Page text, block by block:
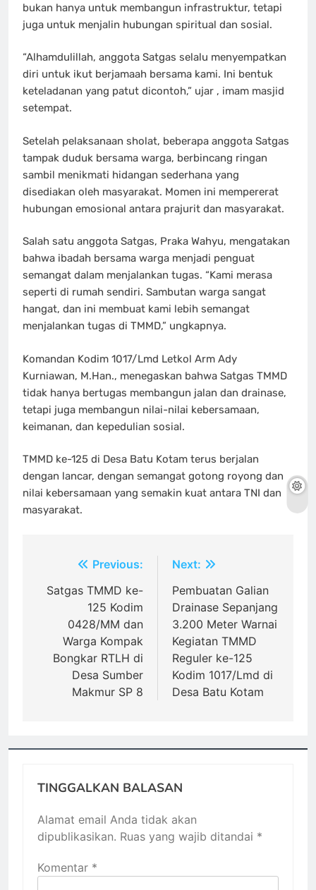
bukan hanya untuk membangun infrastruktur, tetapi
juga untuk menjalin hubungan spiritual dan sosial.
“Alhamdulillah, anggota Satgas selalu menyempatkan
diri untuk ikut berjamaah bersama kami. Ini bentuk
keteladanan yang patut dicontoh,” ujar , imam masjid
setempat.
Setelah pelaksanaan sholat, beberapa anggota Satgas
tampak duduk bersama warga, berbincang ringan
sambil menikmati hidangan sederhana yang
disediakan oleh masyarakat. Momen ini mempererat
hubungan emosional antara prajurit dan masyarakat.
Salah satu anggota Satgas, Praka Wahyu, mengatakan
bahwa ibadah bersama warga menjadi penguat
semangat dalam menjalankan tugas. “Kami merasa
seperti di rumah sendiri. Sambutan warga sangat
hangat, dan ini membuat kami lebih semangat
menjalankan tugas di TMMD,” ungkapnya.
Komandan Kodim 1017/Lmd Letkol Arm Ady
Kurniawan, M.Han., menegaskan bahwa Satgas TMMD
tidak hanya bertugas membangun jalan dan drainase,
tetapi juga membangun nilai-nilai kebersamaan,
keimanan, dan kepedulian sosial.
TMMD ke-125 di Desa Batu Kotam terus berjalan
dengan lancar, dengan semangat gotong royong dan
nilai kebersamaan yang semakin kuat antara TNI dan
masyarakat.
Navigasi
pos
Previous:
Satgas TMMD ke-
125 Kodim
0428/MM dan
Warga Kompak
Bongkar RTLH di
Desa Sumber
Makmur SP 8
Next:
Pembuatan Galian
Drainase Sepanjang
3.200 Meter Warnai
Kegiatan TMMD
Reguler ke-125
Kodim 1017/Lmd di
Desa Batu Kotam
TINGGALKAN BALASAN
Alamat email Anda tidak akan
dipublikasikan. Ruas yang wajib ditandai *
Komentar *